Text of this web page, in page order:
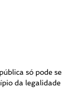
só pode
da